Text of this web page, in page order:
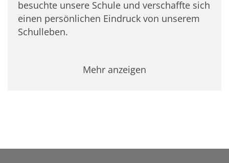
besuchte unsere Schule und verschaffte sich
einen persönlichen Eindruck von unserem
Schulleben.
Mehr anzeigen